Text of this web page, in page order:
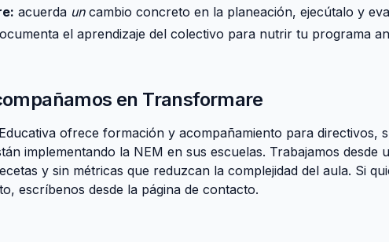
acuerda uncambio concreto en la planeación, ejecútalo y
el aprendizaje del colectivo para nutrir tu programa
en Transformare
ofrece formación y acompañamiento para directivos,
implementando la NEM en sus escuelas. Trabajamos desde
y sin métricas que reduzcan la complejidad del aula. Si
escríbenos desde la página de contacto.